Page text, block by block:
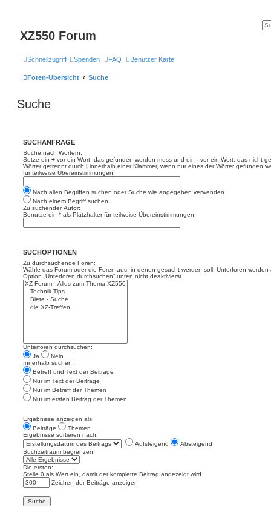
XZ550 Forum
Schnellzugriff Spenden FAQ Benutzer Karte
Foren-Übersicht Suche
Suche
SUCHANFRAGE
Suche nach Wörtern:
Setze ein + vor ein Wort, das gefunden werden muss und ein - vor ein Wort, das nicht
Wörter getrennt durch | innerhalb einer Klammer, wenn nur eines der Wörter gefunden
für teilweise Übereinstimmungen.
Nach allen Begriffen suchen oder Suche wie angegeben verwenden
Nach einem Begriff suchen
Zu suchender Autor:
Benutze ein * als Platzhalter für teilweise Übereinstimmungen.
SUCHOPTIONEN
Zu durchsuchende Foren:
Wähle das Forum oder die Foren aus, in denen gesucht werden soll. Unterforen
Option „Unterforen durchsuchen“ unten nicht deaktivierst.
Unterforen durchsuchen:
Ja
Nein
Innerhalb suchen:
Betreff und Text der Beiträge
Nur im Text der Beiträge
Nur im Betreff der Themen
Nur im ersten Beitrag der Themen
Ergebnisse anzeigen als:
Beiträge
Themen
Ergebnisse sortieren nach:
Aufsteigend
Absteigend
Suchzeitraum begrenzen:
Die ersten:
Stelle 0 als Wert ein, damit der komplette Beitrag angezeigt wird.
Zeichen der Beiträge anzeigen